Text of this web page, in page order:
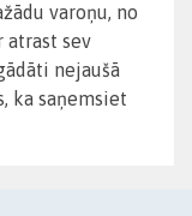
varoņu, no
atrast sev
nejaušā
ka saņemsiet